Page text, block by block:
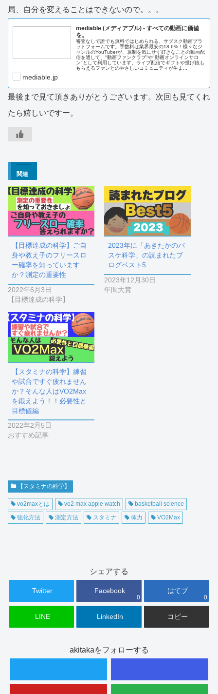
局、自分を変えることはできないので。。。
mediable (メディアブル) - すべての動画に価値
を。
審査なしで誰でも無料ではじめられる、サブスク動画プラ
ットフォームです。手数料は業界最安の18.6%！様々なジ
ャンルのYouTuberが、規制を気にせず好きなことの動画配
信を通して、"動画ファンクラブ"や"動画オンラインサロ
ン"として利用しています。ライブ配信でギフトや投げ銭も
もらえるファンとのやさしいコミュニティが生ま...
mediable.jp
最後まで見て頂きありがとうございます。次回も見てくれ
たら嬉しいですー。
関連
【目標達成の科学】ご自
身や教え子のフリースロ
ー確率を知っています
か？測定の重要性
2022年6月3日
【目標達成の科学】
2023年に「あきたかのバ
スケ科学」の読まれたブ
ログベスト5
2023年12月30日
年間大賞
【スタミナの科学】練習
や試合ですぐ疲れません
か？そんな人はVO2Max
を鍛えよう！！必要性と
目標値編
2022年2月5日
おすすめ記事
【スタミナの科学】
vo2maxとは vo2 max apple watch
basketball science
強化方法
測定方法 スタミナ 体力 VO2Max
シェアする
Twitter Facebook
0
はてブ
0
LINE LinkedIn コピー
akitakaをフォローする